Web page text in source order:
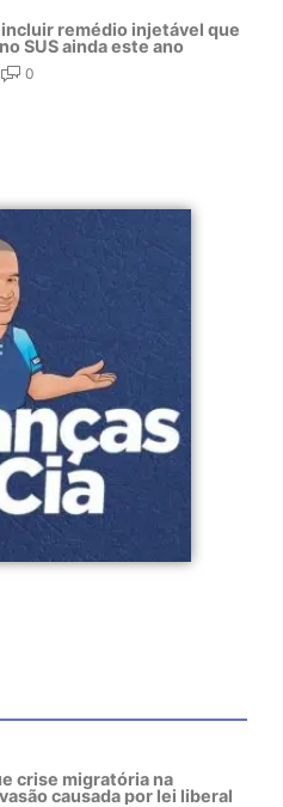
remédio injetável que
SUS ainda este ano
0
crise migratória na
causada por lei liberal